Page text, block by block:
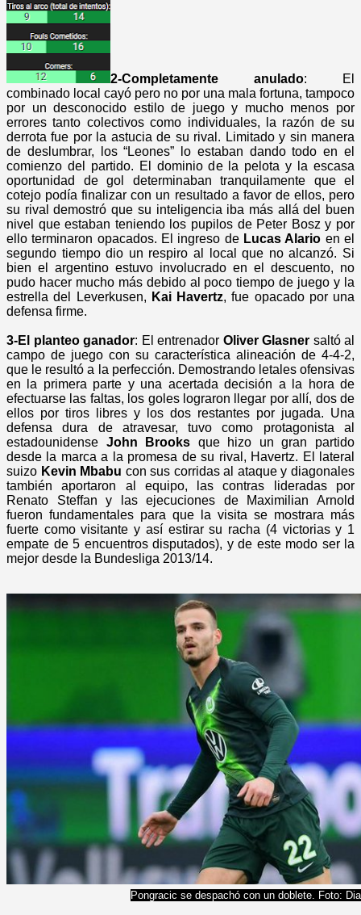
2-Completamente anulado: El
combinado local cayó pero no por una mala fortuna, tampoco
por un desconocido estilo de juego y mucho menos por
errores tanto colectivos como individuales, la razón de su
derrota fue por la astucia de su rival. Limitado y sin manera
de deslumbrar, los “Leones” lo estaban dando todo en el
comienzo del partido. El dominio de la pelota y la escasa
oportunidad de gol determinaban tranquilamente que el
cotejo podía finalizar con un resultado a favor de ellos, pero
su rival demostró que su inteligencia iba más allá del buen
nivel que estaban teniendo los pupilos de Peter Bosz y por
ello terminaron opacados. El ingreso de Lucas Alario en el
segundo tiempo dio un respiro al local que no alcanzó. Si
bien el argentino estuvo involucrado en el descuento, no
pudo hacer mucho más debido al poco tiempo de juego y la
estrella del Leverkusen, Kai Havertz, fue opacado por una
defensa firme.
3-El planteo ganador: El entrenador Oliver Glasner saltó al
campo de juego con su característica alineación de 4-4-2,
que le resultó a la perfección. Demostrando letales ofensivas
en la primera parte y una acertada decisión a la hora de
efectuarse las faltas, los goles lograron llegar por allí, dos de
ellos por tiros libres y los dos restantes por jugada. Una
defensa dura de atravesar, tuvo como protagonista al
estadounidense John Brooks que hizo un gran partido
desde la marca a la promesa de su rival, Havertz. El lateral
suizo Kevin Mbabu con sus corridas al ataque y diagonales
también aportaron al equipo, las contras lideradas por
Renato Steffan y las ejecuciones de Maximilian Arnold
fueron fundamentales para que la visita se mostrara más
fuerte como visitante y así estirar su racha (4 victorias y 1
empate de 5 encuentros disputados), y de este modo ser la
mejor desde la Bundesliga 2013/14.
Pongracic se despachó con un doblete. Foto: